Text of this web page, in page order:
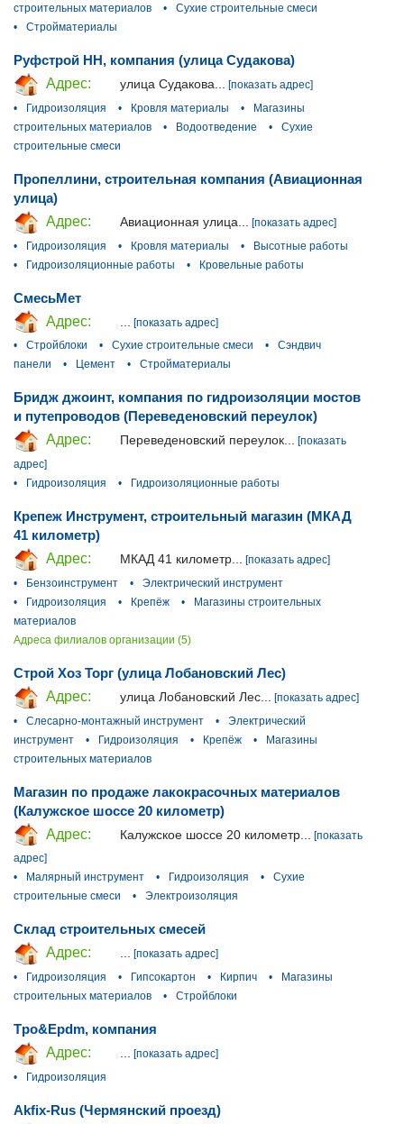
строительных материалов
•
Сухие строительные смеси
•
Стройматериалы
Руфстрой НН, компания (улица Судакова)
Адрес:
улица Судакова...
[показать адрес]
•
Гидроизоляция • Кровля материалы •
Магазины
строительных материалов
• Водоотведение •
Сухие
строительные смеси
Пропеллини, строительная компания (Авиационная
улица)
Адрес:
Авиационная улица...
[показать адрес]
•
Гидроизоляция • Кровля материалы •
Высотные работы
•
Гидроизоляционные работы • Кровельные работы
СмесьМет
Адрес:
[показать адрес]
•
Стройблоки • Сухие строительные смеси •
Сэндвич
панели
• Цемент • Стройматериалы
Бридж джоинт, компания по гидроизоляции мостов
и путепроводов (Переведеновский переулок)
Адрес:
Переведеновский переулок... [показать
адрес]
•
Гидроизоляция • Гидроизоляционные работы
Крепеж Инструмент, строительный магазин (МКАД
41 километр)
Адрес:
МКАД 41 километр...
[показать адрес]
•
Бензоинструмент •
Электрический инструмент
•
Гидроизоляция • Крепёж •
Магазины строительных
материалов
Адреса филиалов организации (5)
Строй Хоз Торг (улица Лобановский Лес)
Адрес:
улица Лобановский Лес...
[показать адрес]
•
Слесарно-монтажный инструмент •
Электрический
инструмент
• Гидроизоляция • Крепёж •
Магазины
строительных материалов
Магазин по продаже лакокрасочных материалов
(Калужское шоссе 20 километр)
Адрес:
Калужское шоссе 20 километр...
[показать
адрес]
•
Малярный инструмент • Гидроизоляция •
Сухие
строительные смеси
• Электроизоляция
Склад строительных смесей
Адрес:
... [показать адрес]
•
Гидроизоляция • Гипсокартон • Кирпич •
Магазины
строительных материалов
• Стройблоки
Tpo&Epdm, компания
Адрес:
[показать адрес]
•
Гидроизоляция
Akfix-Rus (Чермянский проезд)